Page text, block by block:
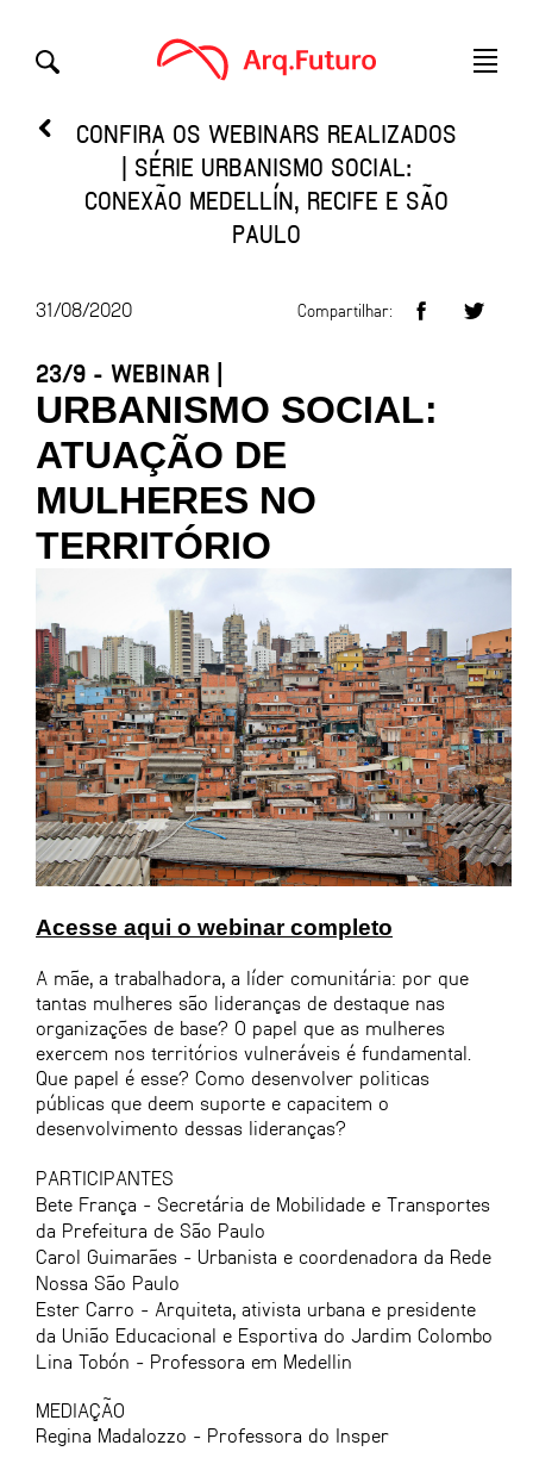
CONFIRA OS WEBINARS REALIZADOS
| SÉRIE URBANISMO SOCIAL:
CONEXÃO MEDELLÍN, RECIFE E SÃO
PAULO
31/08/2020 Compartilhar:
23/9 - WEBINAR |
URBANISMO SOCIAL:
ATUAÇÃO DE
MULHERES NO
TERRITÓRIO
Acesse aqui o webinar completo
A mãe, a trabalhadora, a líder comunitária: por que
tantas mulheres são lideranças de destaque nas
organizações de base? O papel que as mulheres
exercem nos territórios vulneráveis é fundamental.
Que papel é esse? Como desenvolver politicas
públicas que deem suporte e capacitem o
desenvolvimento dessas lideranças?
PARTICIPANTES
Bete França - Secretária de Mobilidade e Transportes
da Prefeitura de São Paulo
Carol Guimarães - Urbanista e coordenadora da Rede
Nossa São Paulo
Ester Carro - Arquiteta, ativista urbana e presidente
da União Educacional e Esportiva do Jardim Colombo
Lina Tobón - Professora em Medellin
MEDIAÇÃO
Regina Madalozzo - Professora do Insper